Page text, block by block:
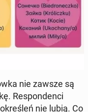
nie zawsze są
Re­spon­den­ci
nie lubią. Co